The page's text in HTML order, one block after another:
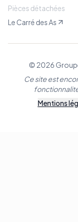
Pièces détachées
Le Carré des As
© 2026
Ce site est
Mentions